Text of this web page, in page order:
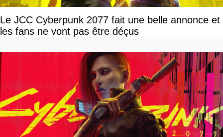
Le JCC Cyberpunk 2077 fait une belle annonce et
les fans ne vont pas être déçus